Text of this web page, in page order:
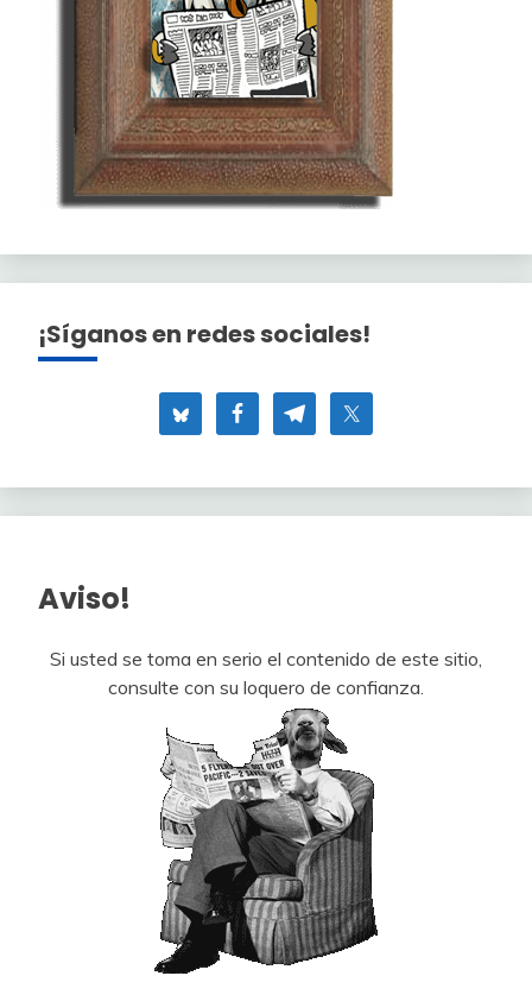
¡Síganos en redes sociales!
Aviso!
Si usted se toma en serio el contenido de este sitio,
consulte con su loquero de confianza.